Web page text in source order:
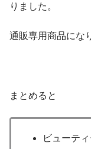
りました。
通販専用商品にな
まとめると
ビューテ